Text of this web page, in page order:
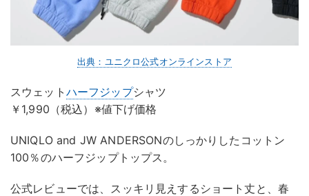
出典：ユニクロ公式オンラインストア
スウェット ハーフジップシャツ
￥1,990（税込）※値下げ価格
UNIQLO and JW ANDERSONのしっかりしたコットン
100％のハーフジップトップス。
公式レビューでは、スッキリ見えするショート丈と、春